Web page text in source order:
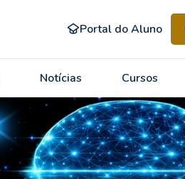
Portal do Aluno
Notícias Cursos